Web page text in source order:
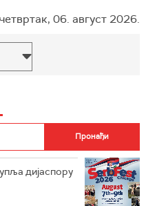
четвртак, 06. август 2026.
дијаспору